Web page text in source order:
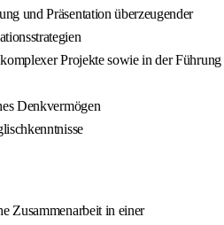
und Präsentation überzeugender
Projekte sowie in der Führung
Denkvermögen
Zusammenarbeit in einer